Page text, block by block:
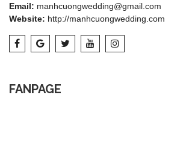
Email: manhcuongwedding@gmail.com
Website: http://manhcuongwedding.com
FANPAGE